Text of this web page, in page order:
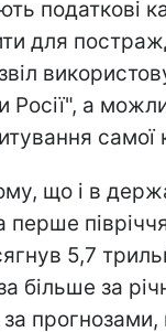
податкові
для
а
самої
що і в
5,7
більше за
за